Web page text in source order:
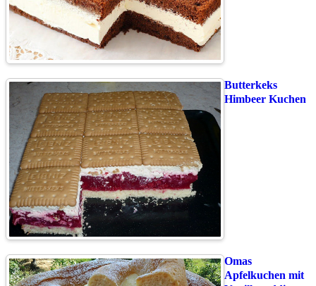
Butterkeks
Himbeer Kuchen
Omas
Apfelkuchen mit